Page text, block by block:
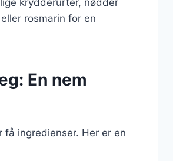
rosmarin for en
En nem
ingredienser. Her er en